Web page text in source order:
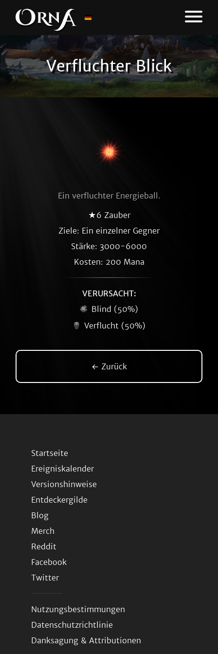
Verfluchter Blick
Ein verfluchter Energieball.
★6 Zauber
Ziele: Ein einzelner Gegner
Stärke: 3000-6000
Kosten: 200 Mana
VERURSACHT:
Blind (50%)
Verflucht (50%)
← Zurück
Startseite
Ereigniskalender
Versionshinweise
Entdeckergilde
Blog
Merch
Reddit
Facebook
Twitter
Nutzungsbestimmungen
Datenschutzrichtlinie
Danksagung & Attributionen